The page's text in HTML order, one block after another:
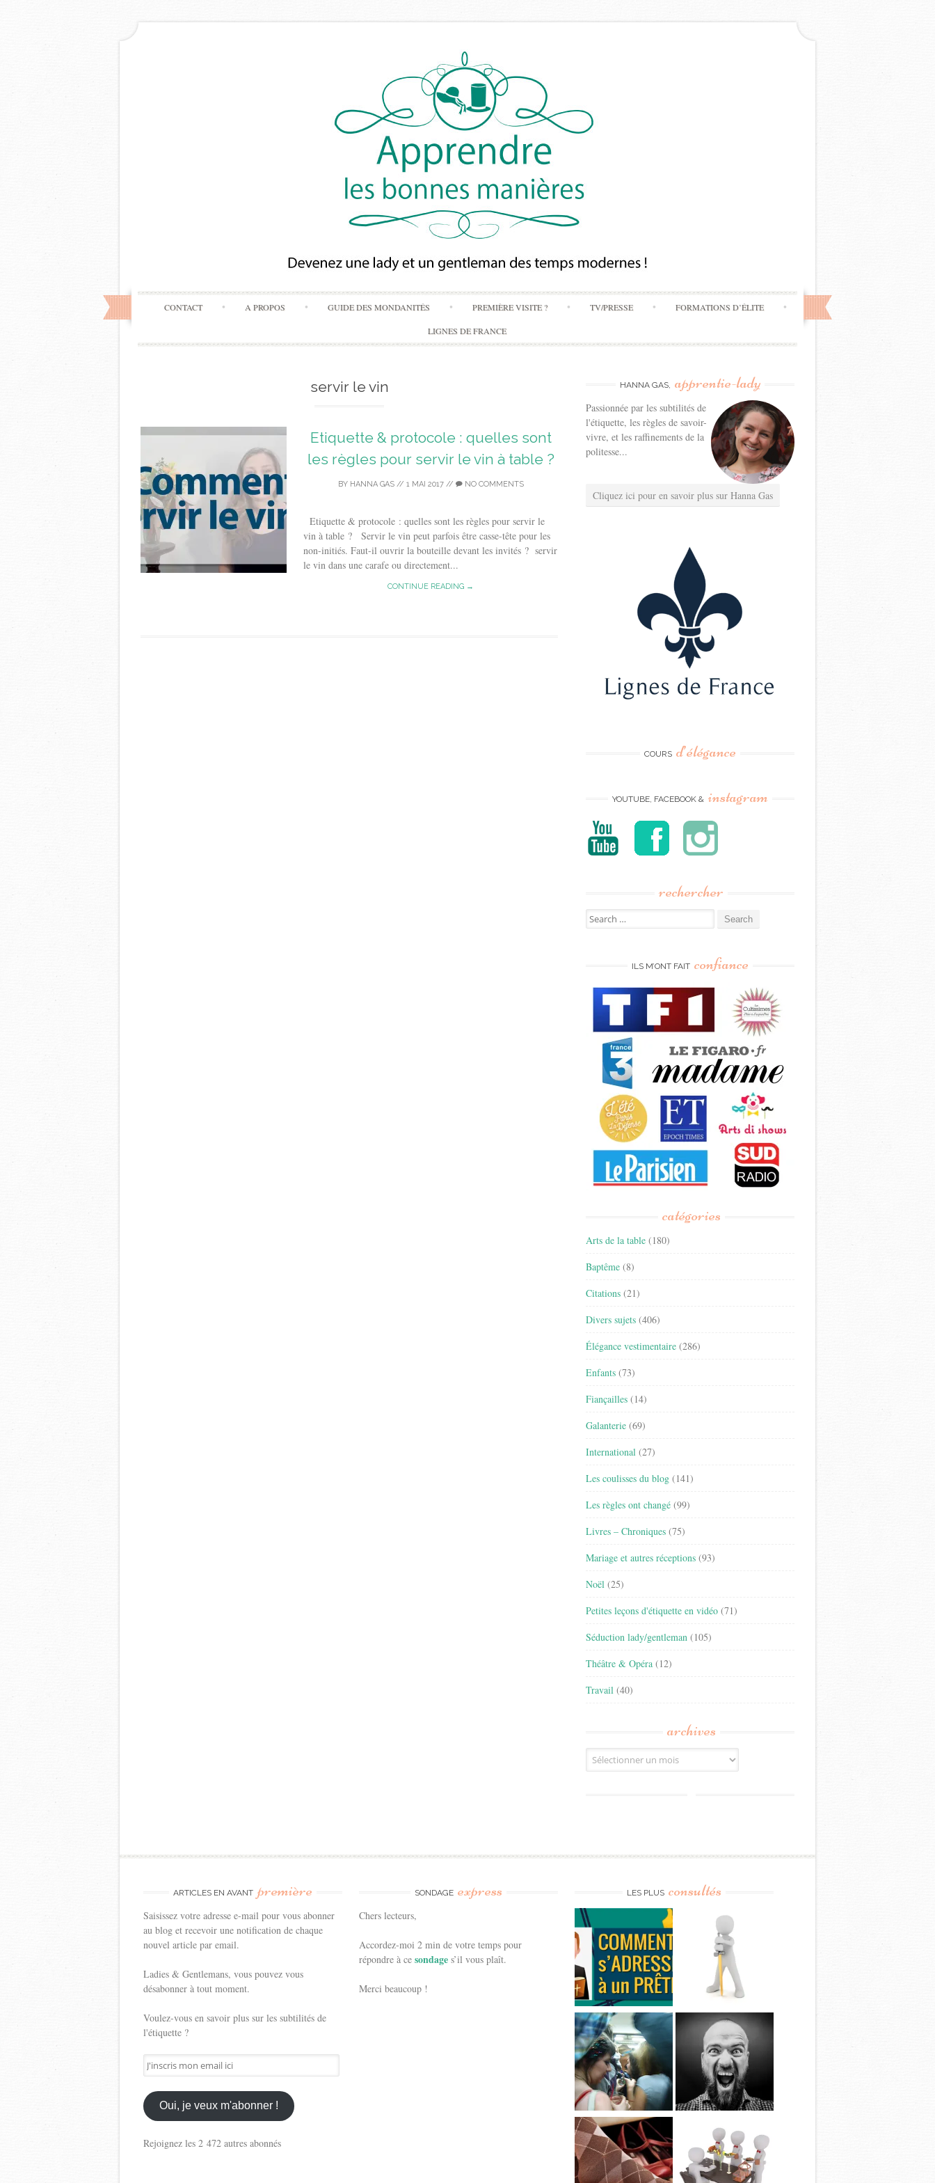
Skip
to
content
CONTACT A PROPOS GUIDE DES MONDANITÉS PREMIÈRE VISITE ? TV/PRESSE FORMATIONS D’ÉLITE
LIGNES DE FRANCE
servir le vin
Etiquette & protocole : quelles sont
les règles pour servir le vin à table ?
BY HANNA GAS// 1 MAI 2017// NO COMMENTS
Etiquette & protocole : quelles sont les règles pour servir le
vin à table ? Servir le vin peut parfois être casse-tête pour les
non-initiés. Faut-il ouvrir la bouteille devant les invités ? servir
le vin dans une carafe ou directement...
CONTINUE READING →
HANNA GAS, apprentie-lady
Passionnée par les subtilités de
l'étiquette, les règles de savoir-
vivre, et les raffinements de la
politesse...
Cliquez ici pour en savoir plus sur Hanna Gas
COURS d’élégance
YOUTUBE, FACEBOOK & instagram
rechercher
Search
for:
ILS M’ONT FAIT confiance
catégories
Arts de la table (180)
Baptême (8)
Citations (21)
Divers sujets (406)
Élégance vestimentaire (286)
Enfants (73)
Fiançailles (14)
Galanterie (69)
International (27)
Les coulisses du blog (141)
Les règles ont changé (99)
Livres – Chroniques (75)
Mariage et autres réceptions (93)
Noël (25)
Petites leçons d'étiquette en vidéo (71)
Séduction lady/gentleman (105)
Théâtre & Opéra (12)
Travail (40)
archives
Archives
ARTICLES EN AVANT première
Saisissez votre adresse e-mail pour vous abonner
au blog et recevoir une notification de chaque
nouvel article par email.
Ladies & Gentlemans, vous pouvez vous
désabonner à tout moment.
Voulez-vous en savoir plus sur les subtilités de
l'étiquette ?
J'inscris
mon
email
ici
Oui, je veux m'abonner !
Rejoignez les 2 472 autres abonnés
SONDAGE express
Chers lecteurs,
Accordez-moi 2 min de votre temps pour
répondre à cesondages’il vous plaît.
Merci beaucoup !
LES PLUS consultés